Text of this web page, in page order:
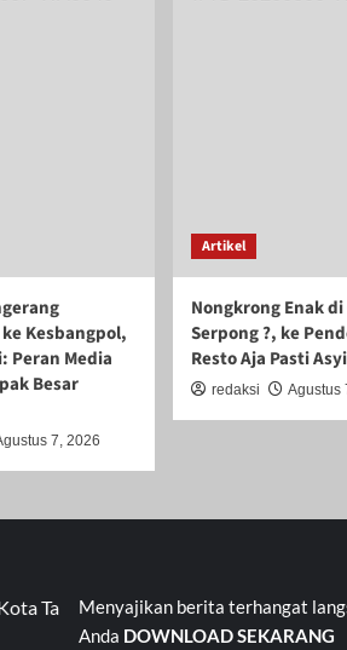
Kesbangpol,
Peran Media
Besar
7, 2026
Artikel
Nongkrong Enak
Serpong ?, ke
Resto Aja Pasti
redaksi Agustus
Banten Kavling Kinayungan
Menyajikan berita terhangat
Anda DOWNLOAD SEKARANG